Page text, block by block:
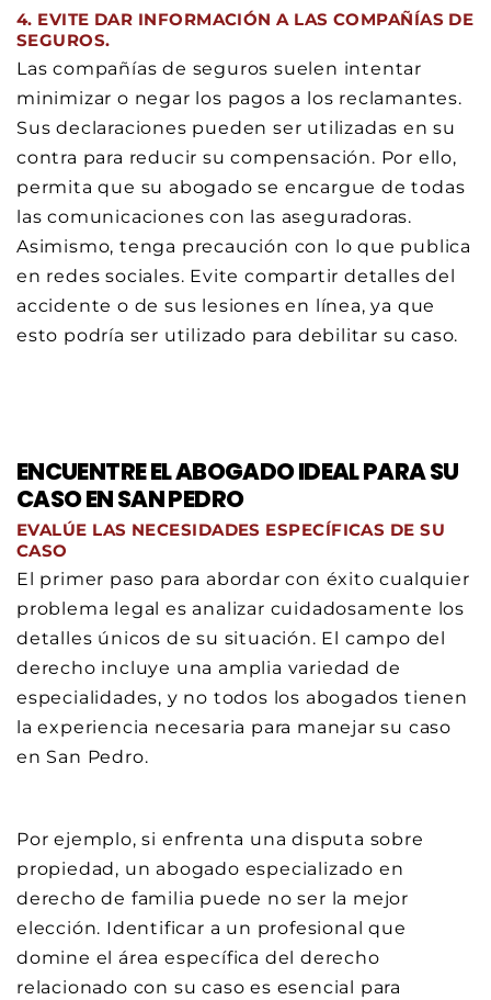
4. EVITE DAR INFORMACIÓN A LAS COMPAÑÍAS DE
SEGUROS.
Las compañías de seguros suelen intentar
minimizar o negar los pagos a los reclamantes.
Sus declaraciones pueden ser utilizadas en su
contra para reducir su compensación. Por ello,
permita que su abogado se encargue de todas
las comunicaciones con las aseguradoras.
Asimismo, tenga precaución con lo que publica
en redes sociales. Evite compartir detalles del
accidente o de sus lesiones en línea, ya que
esto podría ser utilizado para debilitar su caso.
ENCUENTRE EL ABOGADO IDEAL PARA SU
CASO EN SAN PEDRO
EVALÚE LAS NECESIDADES ESPECÍFICAS DE SU
CASO
El primer paso para abordar con éxito cualquier
problema legal es analizar cuidadosamente los
detalles únicos de su situación. El campo del
derecho incluye una amplia variedad de
especialidades, y no todos los abogados tienen
la experiencia necesaria para manejar su caso
en San Pedro.
Por ejemplo, si enfrenta una disputa sobre
propiedad, un abogado especializado en
derecho de familia puede no ser la mejor
elección. Identificar a un profesional que
domine el área específica del derecho
relacionado con su caso es esencial para